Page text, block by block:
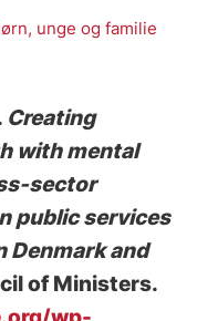
unge og familie
Creating
with mental
sector
public services
Denmark and
of Ministers.